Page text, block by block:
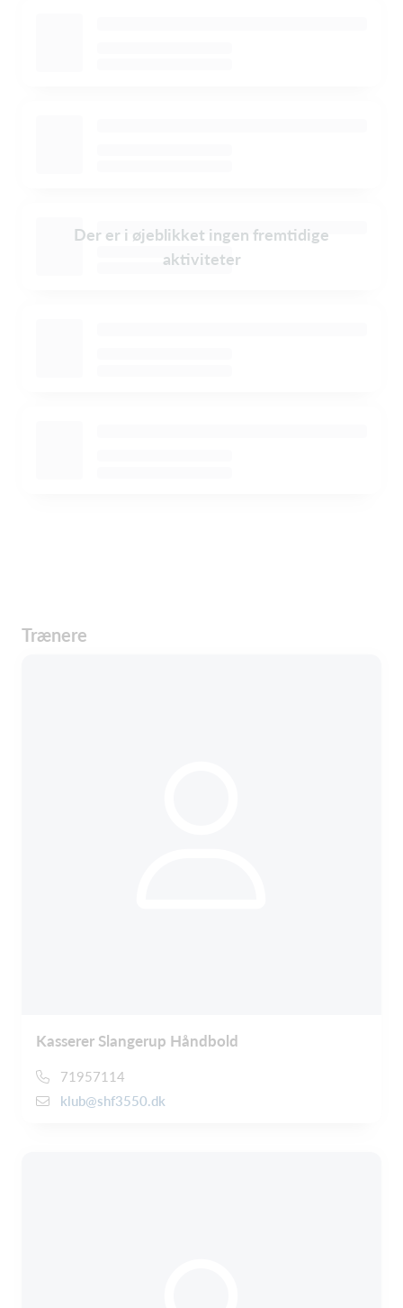
Der er i øjeblikket ingen fremtidige
aktiviteter
Trænere
Kasserer Slangerup Håndbold
71957114
klub@shf3550.dk